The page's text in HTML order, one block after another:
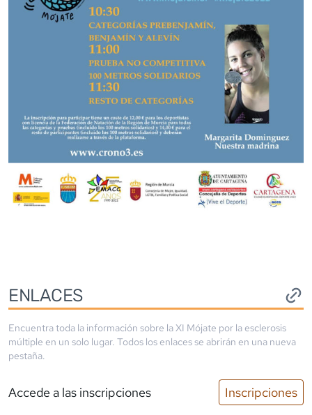
ENLACES
Encuentra toda la información sobre laXI Mójate por la esclerosis
múltiple en un solo lugar. Todos los enlaces se abrirán en una nueva
pestaña.
Accede a las inscripciones Inscripciones